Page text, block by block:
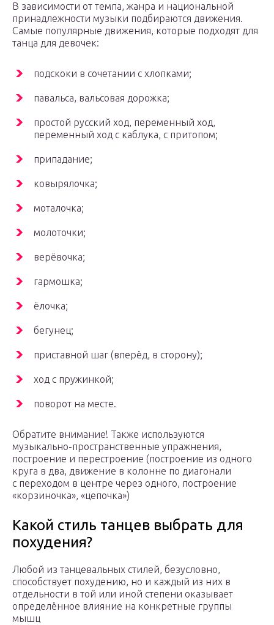
В зависимости от темпа, жанра и национальной
принадлежности музыки подбираются движения.
Самые популярные движения, которые подходят для
танца для девочек:
подскоки в сочетании с хлопками;
павальса, вальсовая дорожка;
простой русский ход, переменный ход,
переменный ход с каблука, с притопом;
припадание;
ковырялочка;
моталочка;
молоточки;
верёвочка;
гармошка;
ёлочка;
бегунец;
приставной шаг (вперёд, в сторону);
ход с пружинкой;
поворот на месте.
Обратите внимание! Также используются
музыкально-пространственные упражнения,
построение и перестроение (построение из одного
круга в два, движение в колонне по диагонали
с переходом в центре через одного, построение
«корзиночка», «цепочка»)
Какой стиль танцев выбрать для
похудения?
Любой из танцевальных стилей, безусловно,
способствует похудению, но и каждый из них в
отдельности в той или иной степени оказывает
определённое влияние на конкретные группы
мышц